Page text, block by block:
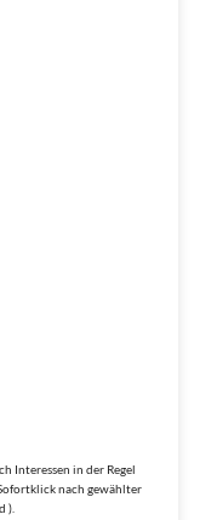
Interessen in der Regel
nach gewählter
).